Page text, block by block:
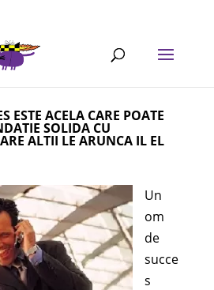
ESTE ACELA CARE POATE
SOLIDA CU
ALTII LE ARUNCA IL EL
Un
om
de
succe
s